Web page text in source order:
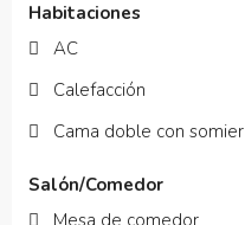
Habitaciones
AC
Calefacción
Cama doble con somier
Salón/Comedor
Mesa de comedor